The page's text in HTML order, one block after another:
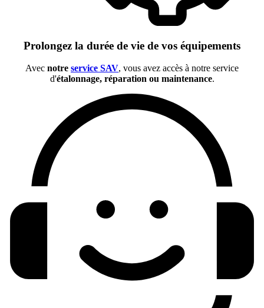
Prolongez la durée de vie de vos équipements
Avec notre service SAV, vous avez accès à notre service
d'étalonnage, réparation ou maintenance.